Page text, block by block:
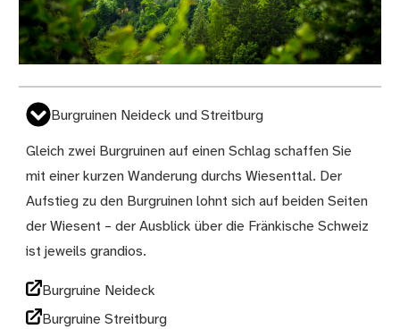
Burgruinen Neideck und Streitburg
Gleich zwei Burgruinen auf einen Schlag schaffen Sie
mit einer kurzen Wanderung durchs Wiesenttal. Der
Aufstieg zu den Burgruinen lohnt sich auf beiden Seiten
der Wiesent – der Ausblick über die Fränkische Schweiz
ist jeweils grandios.
Burgruine Neideck
Burgruine Streitburg